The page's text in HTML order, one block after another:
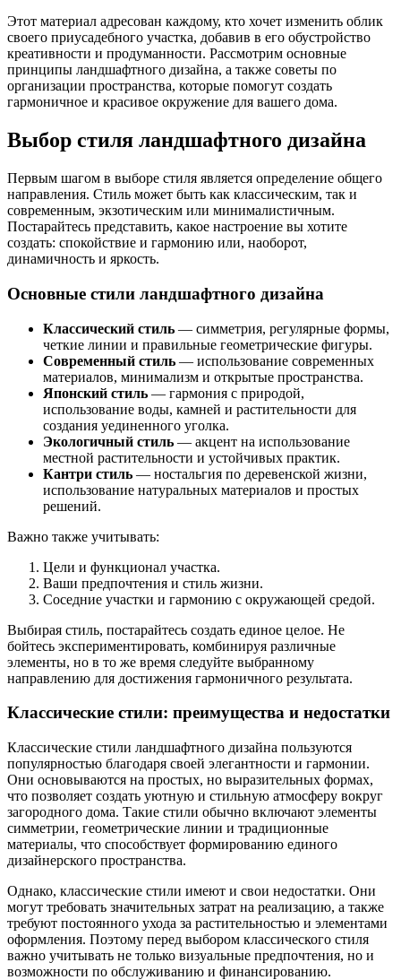
Этот материал адресован каждому, кто хочет изменить облик
своего приусадебного участка, добавив в его обустройство
креативности и продуманности. Рассмотрим основные
принципы ландшафтного дизайна, а также советы по
организации пространства, которые помогут создать
гармоничное и красивое окружение для вашего дома.
Выбор стиля ландшафтного дизайна
Первым шагом в выборе стиля является определение общего
направления. Стиль может быть как классическим, так и
современным, экзотическим или минималистичным.
Постарайтесь представить, какое настроение вы хотите
создать: спокойствие и гармонию или, наоборот,
динамичность и яркость.
Основные стили ландшафтного дизайна
Классический стиль — симметрия, регулярные формы,
четкие линии и правильные геометрические фигуры.
Современный стиль — использование современных
материалов, минимализм и открытые пространства.
Японский стиль — гармония с природой,
использование воды, камней и растительности для
создания уединенного уголка.
Экологичный стиль — акцент на использование
местной растительности и устойчивых практик.
Кантри стиль — ностальгия по деревенской жизни,
использование натуральных материалов и простых
решений.
Важно также учитывать:
Цели и функционал участка.
Ваши предпочтения и стиль жизни.
Соседние участки и гармонию с окружающей средой.
Выбирая стиль, постарайтесь создать единое целое. Не
бойтесь экспериментировать, комбинируя различные
элементы, но в то же время следуйте выбранному
направлению для достижения гармоничного результата.
Классические стили: преимущества и недостатки
Классические стили ландшафтного дизайна пользуются
популярностью благодаря своей элегантности и гармонии.
Они основываются на простых, но выразительных формах,
что позволяет создать уютную и стильную атмосферу вокруг
загородного дома. Такие стили обычно включают элементы
симметрии, геометрические линии и традиционные
материалы, что способствует формированию единого
дизайнерского пространства.
Однако, классические стили имеют и свои недостатки. Они
могут требовать значительных затрат на реализацию, а также
требуют постоянного ухода за растительностью и элементами
оформления. Поэтому перед выбором классического стиля
важно учитывать не только визуальные предпочтения, но и
возможности по обслуживанию и финансированию.